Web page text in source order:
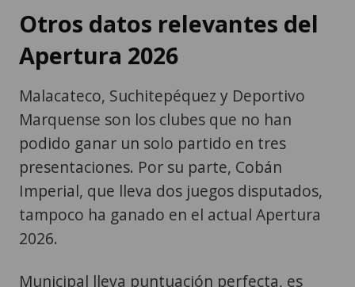
Otros datos relevantes del
Apertura 2026
Malacateco, Suchitepéquez y Deportivo
Marquense son los clubes que no han
podido ganar un solo partido en tres
presentaciones. Por su parte, Cobán
Imperial, que lleva dos juegos disputados,
tampoco ha ganado en el actual Apertura
2026.
Municipal lleva puntuación perfecta, es